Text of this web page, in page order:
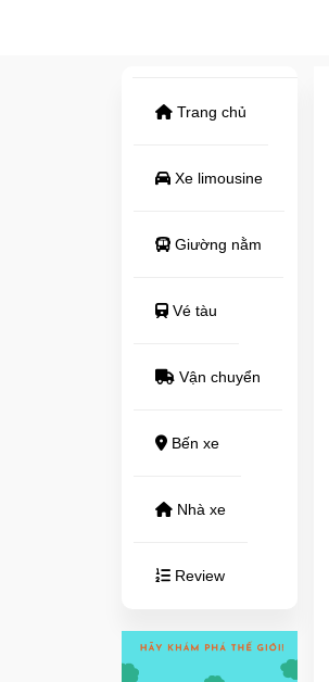
Trang chủ
Xe limousine
Giường nằm
Vé tàu
Vận chuyển
Bến xe
Nhà xe
Review